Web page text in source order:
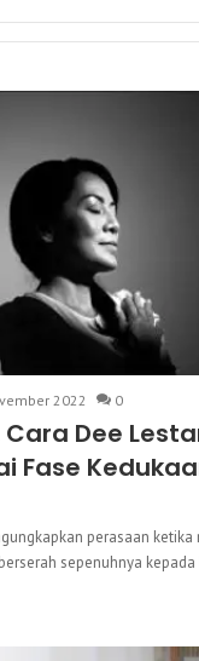
2022 0
Cara Dee
Fase
perasaan
sepenuhnya